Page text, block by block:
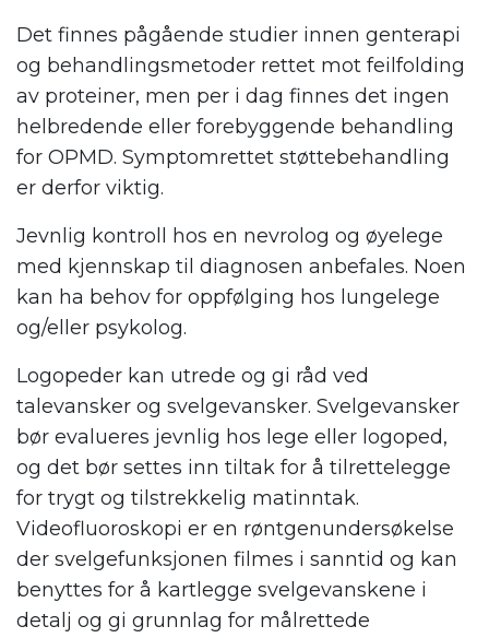
Det finnes pågående studier innen genterapi
og behandlingsmetoder rettet mot feilfolding
av proteiner, men per i dag finnes det ingen
helbredende eller forebyggende behandling
for OPMD. Symptomrettet støttebehandling
er derfor viktig.
Jevnlig kontroll hos en nevrolog og øyelege
med kjennskap til diagnosen anbefales. Noen
kan ha behov for oppfølging hos lungelege
og/eller psykolog.
Logopeder kan utrede og gi råd ved
talevansker og svelgevansker. Svelgevansker
bør evalueres jevnlig hos lege eller logoped,
og det bør settes inn tiltak for å tilrettelegge
for trygt og tilstrekkelig matinntak.
Videofluoroskopi er en røntgenundersøkelse
der svelgefunksjonen filmes i sanntid og kan
benyttes for å kartlegge svelgevanskene i
detalj og gi grunnlag for målrettede